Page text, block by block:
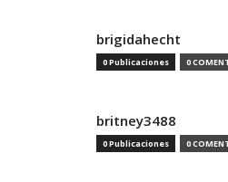
brigidahecht
0 Publicaciones 0
britney3488
0 Publicaciones 0